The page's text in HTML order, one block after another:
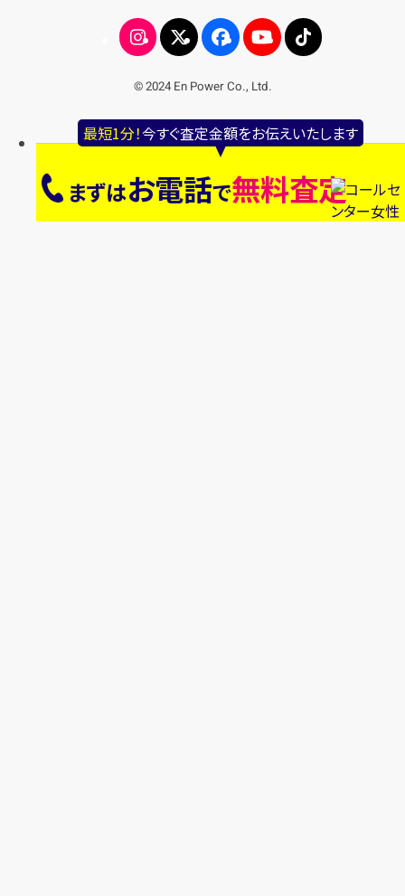
最短1分！今すぐ査定金額をお伝えいたします
まずはお電話で無料査定
© 2024 En Power Co., Ltd.